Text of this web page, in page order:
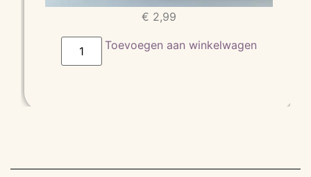
€ 2,99
Toevoegen aan winkelwagen